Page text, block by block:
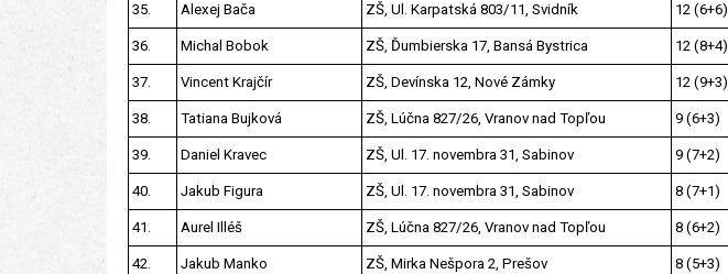
35. Alexej Bača ZŠ, Ul. Karpatská 803/11, Svidník 12 (6+6)
36. Michal Bobok ZŠ, Ďumbierska 17, Bansá Bystrica 12 (8+4)
37. Vincent Krajčír ZŠ, Devínska 12, Nové Zámky 12 (9+3)
38. Tatiana Bujková ZŠ, Lúčna 827/26, Vranov nad Topľou 9 (6+3)
39. Daniel Kravec ZŠ, Ul. 17. novembra 31, Sabinov 9 (7+2)
40. Jakub Figura ZŠ, Ul. 17. novembra 31, Sabinov 8 (7+1)
41. Aurel Illéš ZŠ, Lúčna 827/26, Vranov nad Topľou 8 (6+2)
42. Jakub Manko ZŠ, Mirka Nešpora 2, Prešov 8 (5+3)